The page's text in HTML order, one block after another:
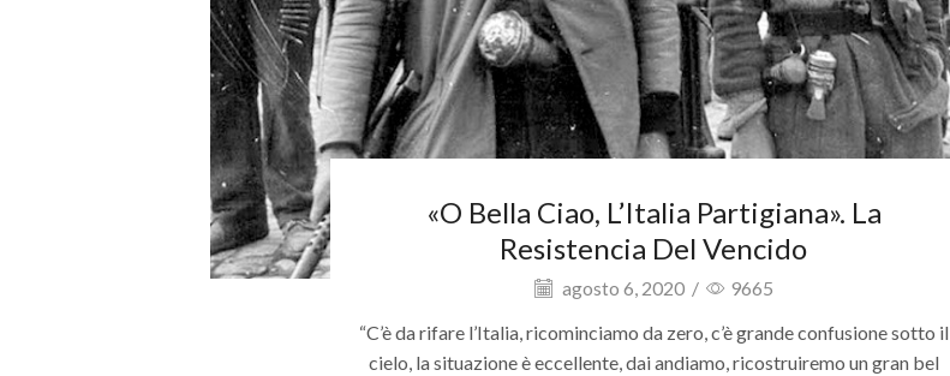
«O Bella Ciao, L’Italia Partigiana». La
Resistencia Del Vencido
agosto 6, 2020 /
9665
“C’è da rifare l’Italia, ricominciamo da zero, c’è grande confusione sotto il
cielo, la situazione è eccellente, dai andiamo, ricostruiremo un gran bel